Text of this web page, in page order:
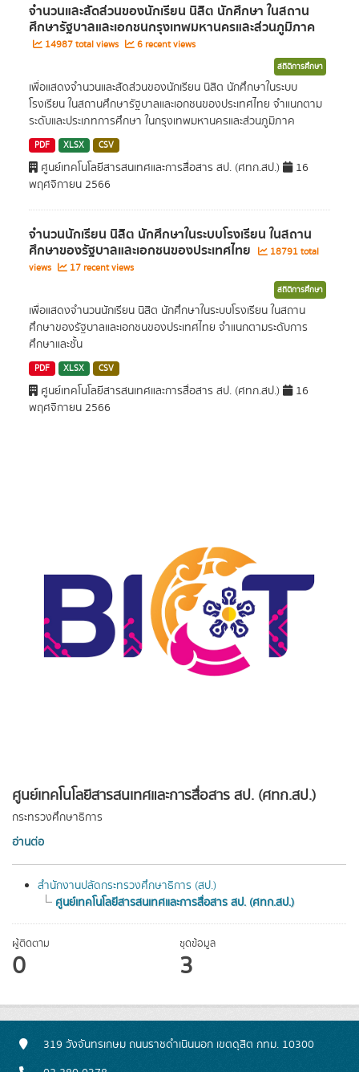
ศูนย์เทคโนโลยีสารสนเทศและการสื่อสาร สป. (ศทก.สป.)
กระทรวงศึกษาธิการ
อ่านต่อ
สำนักงานปลัดกระทรวงศึกษาธิการ (สป.)
ศูนย์เทคโนโลยีสารสนเทศและการสื่อสาร สป. (ศทก.สป.)
ผู้ติดตาม
0
ชุดข้อมูล
3
จำนวนและสัดส่วนของนักเรียน นิสิต นักศึกษา ในสถาน
ศึกษารัฐบาลและเอกชนกรุงเทพมหานครและส่วนภูมิภาค
14987 total views 6 recent views
สถิติการศึกษา
เพื่อแสดงจำนวนและสัดส่วนของนักเรียน นิสิต นักศึกษาในระบบ
โรงเรียน ในสถานศึกษารัฐบาลและเอกชนของประเทศไทย จำแนกตาม
ระดับและประเภทการศึกษา ในกรุงเทพมหานครและส่วนภูมิภาค
PDF XLSX CSV
ศูนย์เทคโนโลยีสารสนเทศและการสื่อสาร สป. (ศทก.สป.)
16
พฤศจิกายน 2566
จำนวนนักเรียน นิสิต นักศึกษาในระบบโรงเรียน ในสถาน
ศึกษาของรัฐบาลและเอกชนของประเทศไทย
18791 total
views
17 recent views
สถิติการศึกษา
เพื่อแสดงจำนวนนักเรียน นิสิต นักศึกษาในระบบโรงเรียน ในสถาน
ศึกษาของรัฐบาลและเอกชนของประเทศไทย จำแนกตามระดับการ
ศึกษาและชั้น
PDF XLSX CSV
ศูนย์เทคโนโลยีสารสนเทศและการสื่อสาร สป. (ศทก.สป.)
16
พฤศจิกายน 2566
319 วังจันทรเกษม ถนนราชดำเนินนอก เขตดุสิต กทม. 10300